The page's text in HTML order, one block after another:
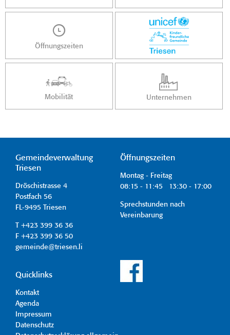
Öffnungszeiten
Mobilität Unternehmen
Gemeindeverwaltung
Triesen
Dröschistrasse 4
Postfach 56
FL-9495 Triesen
T +423 399 36 36
F +423 399 36 50
gemeinde@triesen.li
Öffnungszeiten
Montag - Freitag
08:15 - 11:45 13:30 - 17:00
Sprechstunden nach
Vereinbarung
Quicklinks
Kontakt
Agenda
Impressum
Datenschutz